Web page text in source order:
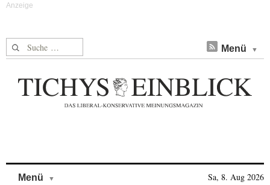
Suche nach: Menü
Menü Sa, 8. Aug 2026